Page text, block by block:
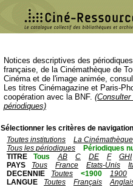
Notices descriptives des
française, de la Cinémathèque de
Cinéma et de l'image animée,
Les titres Cinémagazine et Paris-
coopération avec la BNF.
périodiques)
Sélectionner les critères de
Toutes institutions
La
Tous les périodiques
Périodiques
TITRE
Tous AB C DE F
GHI
PAYS
Tous France Etats-Unis
DECENNIE
Toutes <1900
1900
LANGUE
Toutes Français